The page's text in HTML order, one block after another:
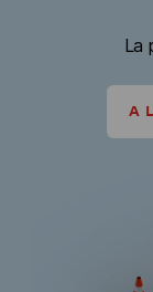
La
A